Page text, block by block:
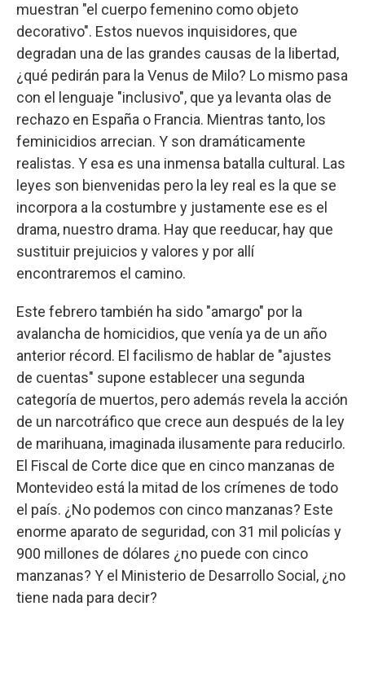
muestran "el cuerpo femenino como objeto
decorativo". Estos nuevos inquisidores, que
degradan una de las grandes causas de la libertad,
¿qué pedirán para la Venus de Milo? Lo mismo pasa
con el lenguaje "inclusivo", que ya levanta olas de
rechazo en España o Francia. Mientras tanto, los
feminicidios arrecian. Y son dramáticamente
realistas. Y esa es una inmensa batalla cultural. Las
leyes son bienvenidas pero la ley real es la que se
incorpora a la costumbre y justamente ese es el
drama, nuestro drama. Hay que reeducar, hay que
sustituir prejuicios y valores y por allí
encontraremos el camino.
Este febrero también ha sido "amargo" por la
avalancha de homicidios, que venía ya de un año
anterior récord. El facilismo de hablar de "ajustes
de cuentas" supone establecer una segunda
categoría de muertos, pero además revela la acción
de un narcotráfico que crece aun después de la ley
de marihuana, imaginada ilusamente para reducirlo.
El Fiscal de Corte dice que en cinco manzanas de
Montevideo está la mitad de los crímenes de todo
el país. ¿No podemos con cinco manzanas? Este
enorme aparato de seguridad, con 31 mil policías y
900 millones de dólares ¿no puede con cinco
manzanas? Y el Ministerio de Desarrollo Social, ¿no
tiene nada para decir?